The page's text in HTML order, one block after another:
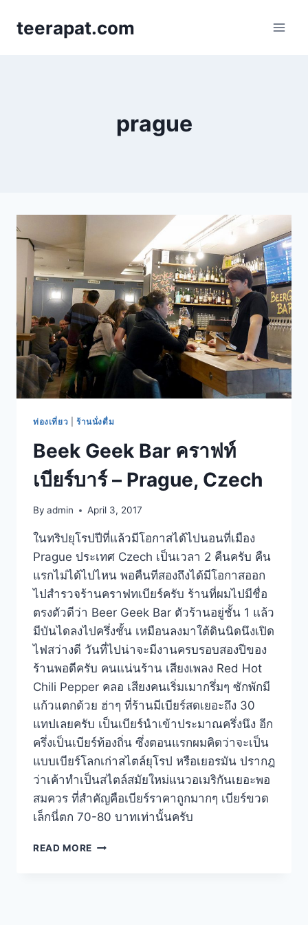
teerapat.com
prague
ท่องเที่ยว ร้านนั่งดื่ม
Beek Geek Bar คราฟท์
เบียร์บาร์ – Prague, Czech
By admin April 3, 2017
ในทริปยุโรปปีที่แล้วมีโอกาสได้ไปนอนที่เมือง
Prague ประเทศ Czech เป็นเวลา 2 คืนครับ คืน
แรกไม่ได้ไปไหน พอคืนทีสองถึงได้มีโอกาสออก
ไปสำรวจร้านคราฟทเบียร์ครับ ร้านที่ผมไปมีชื่อ
ตรงตัวดีว่า Beer Geek Bar ตัวร้านอยู่ชั้น 1 แล้ว
มีบันไดลงไปครึ่งชั้น เหมือนลงมาใต้ดินนิดนึงเปิด
ไฟสว่างดี วันที่ไปน่าจะมีงานครบรอบสองปีของ
ร้านพอดีครับ คนแน่นร้าน เสียงเพลง Red Hot
Chili Pepper คลอ เสียงคนเริ่มเมากรึ่มๆ ซักพักมี
แก้วแตกด้วย ฮ่าๆ ที่ร้านมีเบียร์สดเยอะถึง 30
แทปเลยครับ เป็นเบียร์นำเข้าประมาณครึ่งนึง อีก
ครึ่งเป็นเบียร์ท้องถิ่น ซึ่งตอนแรกผมคิดว่าจะเป็น
แบบเบียร์โลกเก่าสไตล์ยุโรป หรือเยอรมัน ปรากฎ
ว่าเค้าทำเป็นสไตล์สมัยใหม่แนวอเมริกันเยอะพอ
สมควร ที่สำคัญคือเบียร์ราคาถูกมากๆ เบียร์ขวด
เล็กนี่ตก 70-80 บาทเท่านั้นครับ
READ MORE BEEK